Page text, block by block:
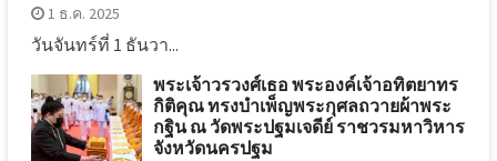
1 ธ.ค. 2025
วันจันทร์ที่ 1 ธันวา...
พระเจ้าวรวงศ์เธอ พระองค์เจ้าอทิตยาทร
กิติคุณ ทรงบำเพ็ญพระกุศลถวายผ้าพระ
กฐิน ณ วัดพระปฐมเจดีย์ ราชวรมหาวิหาร
จังหวัดนครปฐม